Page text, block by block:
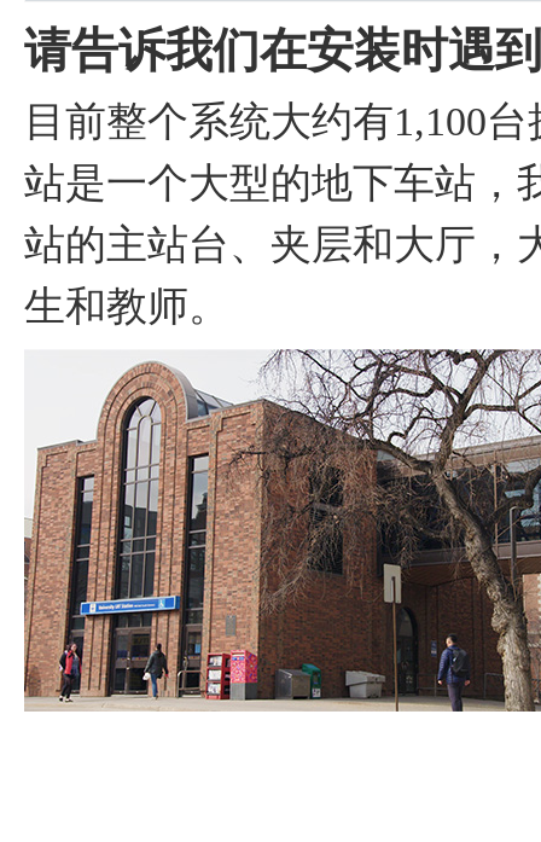
请告诉我们在安装时遇
目前整个系统大约有1,100
站是一个大型的地下车站，
站的主站台、夹层和大厅，
生和教师。